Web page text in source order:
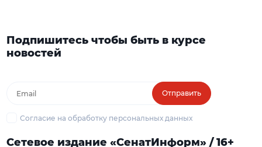
Подпишитесь чтобы быть в курсе
новостей
Отправить
Согласие на обработку персональных данных
Сетевое издание «СенатИнформ» / 16+